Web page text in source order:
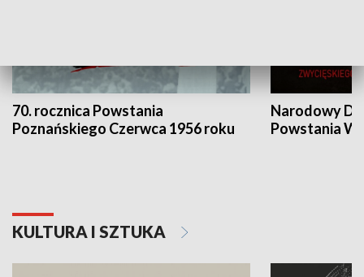
70. rocznica Powstania
Poznańskiego Czerwca 1956 roku
Narodowy
Powstania
KULTURA I SZTUKA